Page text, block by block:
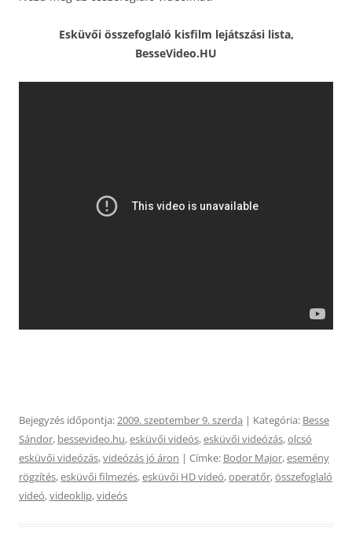
Esküvői összefoglaló kisfilm lejátszási lista,
BesseVideo.HU
Bejegyzés időpontja:2009. szeptember 9. szerda | Kategória: Besse
Sándor, bessevideo.hu,esküvői videós,esküvői videózás,olcsó
esküvői videózás,videózás jó áron | Címke: Bodor Major,esemény
rögzítés,esküvői filmezés,esküvői HD videó,operatőr,összefoglaló
videó,videoklip,videós